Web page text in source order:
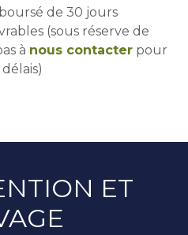
de 30 jours
(sous réserve de
à nous contacter pour
ET